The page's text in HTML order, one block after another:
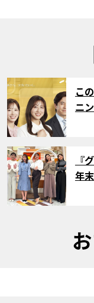
サムネ
こ
ニ
サムネ
『
年